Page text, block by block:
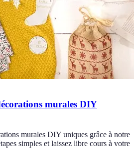
murales DIY
murales DIY uniques grâce à notre
simples et laissez libre cours à votre